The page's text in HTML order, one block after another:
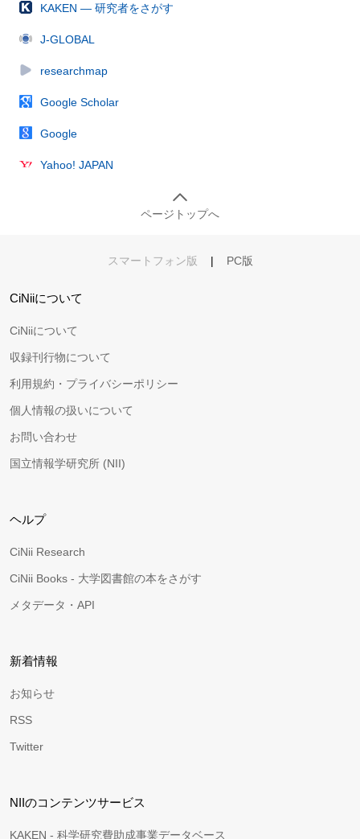
KAKEN — 研究者をさがす
J-GLOBAL
researchmap
Google Scholar
Google
Yahoo! JAPAN
ページトップへ
スマートフォン版 | PC版
CiNiiについて
CiNiiについて
収録刊行物について
利用規約・プライバシーポリシー
個人情報の扱いについて
お問い合わせ
国立情報学研究所 (NII)
ヘルプ
CiNii Research
CiNii Books - 大学図書館の本をさがす
メタデータ・API
新着情報
お知らせ
RSS
Twitter
NIIのコンテンツサービス
KAKEN - 科学研究費助成事業データベース